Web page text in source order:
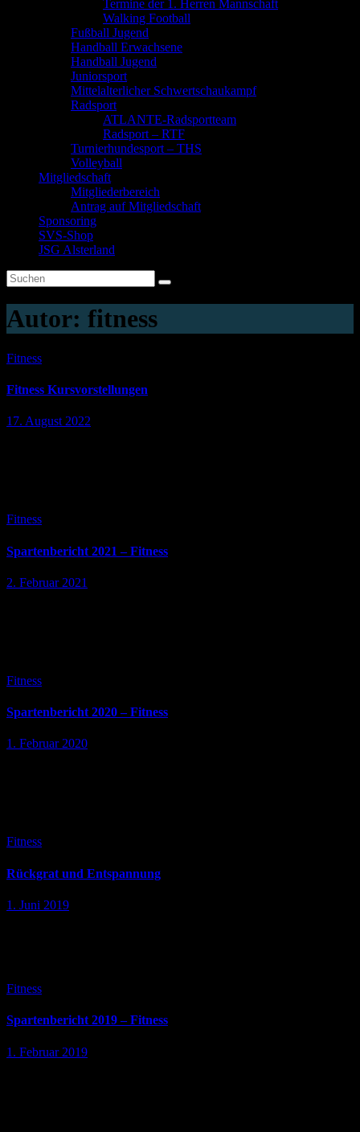
Termine der 1. Herren Mannschaft
Walking Football
Fußball Jugend
Handball Erwachsene
Handball Jugend
Juniorsport
Mittelalterlicher Schwertschaukampf
Radsport
ATLANTE-Radsportteam
Radsport – RTF
Turnierhundesport – THS
Volleyball
Mitgliedschaft
Mitgliederbereich
Antrag auf Mitgliedschaft
Sponsoring
SVS-Shop
JSG Alsterland
Autor: fitness
Fitness
Fitness Kursvorstellungen
17. August 2022
Fitness
Spartenbericht 2021 – Fitness
2. Februar 2021
Fitness
Spartenbericht 2020 – Fitness
1. Februar 2020
Fitness
Rückgrat und Entspannung
1. Juni 2019
Fitness
Spartenbericht 2019 – Fitness
1. Februar 2019